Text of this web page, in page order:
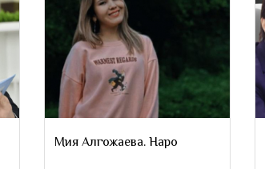
Мия Алгожаева. Наро